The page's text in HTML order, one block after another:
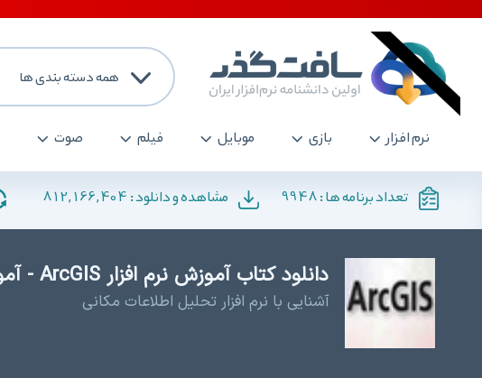
همه دسته بندی ها
نرم افزار بازی موبایل فیلم صوت
تعداد برنامه ها :9948 مشاهده و دانلود : 812,166,404
دانلود کتاب آموزش نرم افزار ArcGIS - آموزش آرک جی آی اس
آشنایی با نرم افزار تحلیل اطلاعات مکانی